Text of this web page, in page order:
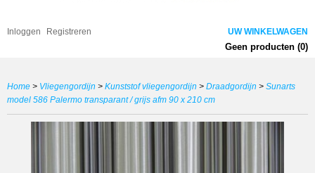
Inloggen Registreren UW WINKELWAGEN
Geen producten (0)
Home > Vliegengordijn > Kunststof vliegengordijn > Draadgordijn > Sunarts
model 586 Palermo transparant / grijs afm 90 x 210 cm